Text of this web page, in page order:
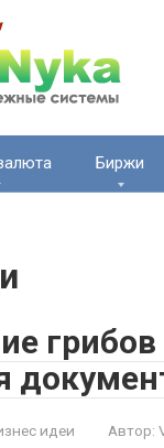
Биржи
грибов
идеи Автор: